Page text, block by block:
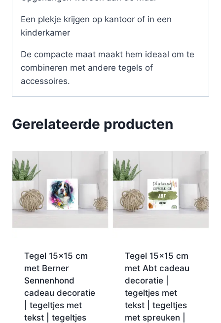
Een plekje krijgen op kantoor of in een
kinderkamer
De compacte maat maakt hem ideaal om te
combineren met andere tegels of
accessoires.
Gerelateerde producten
Tegel 15×15 cm
met Berner
Sennenhond
cadeau decoratie
| tegeltjes met
tekst | tegeltjes
Tegel 15×15 cm
met Abt cadeau
decoratie |
tegeltjes met
tekst | tegeltjes
met spreuken |